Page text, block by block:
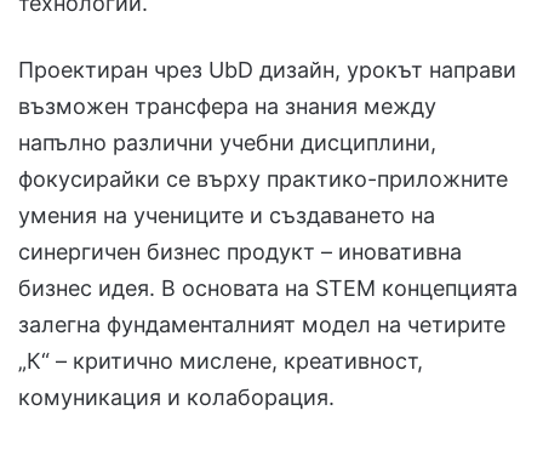
Проектиран чрез UbD дизайн, урокът направи
възможен трансфера на знания между
напълно различни учебни дисциплини,
фокусирайки се върху практико-приложните
умения на учениците и създаването на
синергичен бизнес продукт – иновативна
бизнес идея. В основата на STEM концепцията
залегна фундаменталният модел на четирите
„К“ – критично мислене, креативност,
комуникация и колаборация.